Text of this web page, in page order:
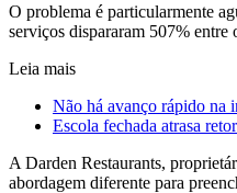
O problema é particularmente
serviços dispararam 507%
Leia mais
Não há avanço rápido na
Escola fechada atrasa
A Darden Restaurants,
abordagem diferente para